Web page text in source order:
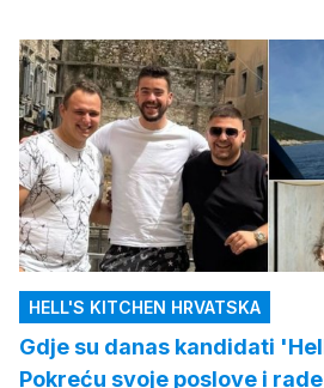
HELL'S KITCHEN HRVATSKA
Gdje su danas kandidati
Pokreću svoje poslove i